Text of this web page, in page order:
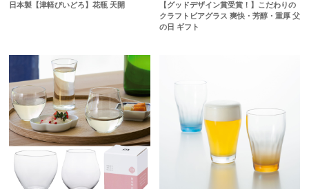
日本製【津軽びいどろ】花瓶 天開
【グッドデザイン賞受賞！】こだわりの
クラフトビアグラス 爽快・芳醇・重厚 父
の日 ギフト